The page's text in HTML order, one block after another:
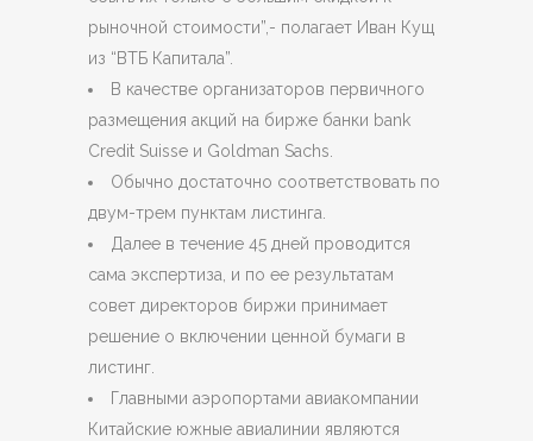
рыночной стоимости”,- полагает Иван Кущ
из “ВТБ Капитала”.
В качестве организаторов первичного
размещения акций на бирже банки bank
Credit Suisse и Goldman Sachs.
Обычно достаточно соответствовать по
двум-трем пунктам листинга.
Далее в течение 45 дней проводится
сама экспертиза, и по ее результатам
совет директоров биржи принимает
решение о включении ценной бумаги в
листинг.
Главными аэропортами авиакомпании
Китайские южные авиалинии являются